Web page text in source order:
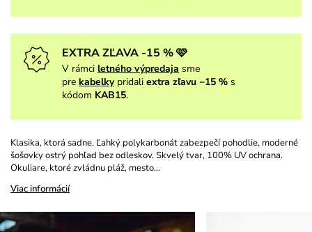
EXTRA ZĽAVA -15 % 🩷
V rámci letného výpredaja sme
pre kabelky pridali extra zľavu −15 % s
kódom KAB15.
Klasika, ktorá sadne. Ľahký polykarbonát zabezpečí pohodlie, moderné
šošovky ostrý pohľad bez odleskov. Skvelý tvar, 100% UV ochrana.
Okuliare, ktoré zvládnu pláž, mesto…
Viac informácií